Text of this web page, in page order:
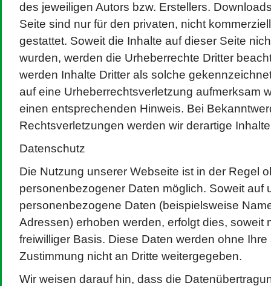
des jeweiligen Autors bzw. Erstellers.
Seite sind nur für den privaten, nicht
gestattet. Soweit die Inhalte auf dieser Seite
wurden, werden die Urheberrechte Dritter
werden Inhalte Dritter als solche
auf eine Urheberrechtsverletzung aufmerksam
einen entsprechenden Hinweis. Bei
Rechtsverletzungen werden wir derartige
Datenschutz
Die Nutzung unserer Webseite ist in der Regel
personenbezogener Daten möglich. Soweit auf
personenbezogene Daten (beispielsweise
Adressen) erhoben werden, erfolgt dies, soweit
freiwilliger Basis. Diese Daten werden ohne
Zustimmung nicht an Dritte weitergegeben.
Wir weisen darauf hin, dass die